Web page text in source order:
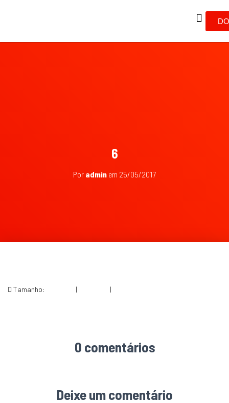
6
Por admin em 25/05/2017
Tamanho: | |
0 comentários
Deixe um comentário